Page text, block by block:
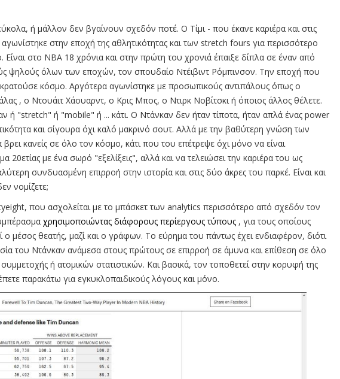
ή μάλλον δεν βγαίνουν σχεδόν ποτέ. Ο Τίμι - που έκανε καριέρα και στις
στην εποχή της αθλητικότητας και των stretch fours για περισσότερο
στο ΝΒΑ 18 χρόνια και στην πρώτη του χρονιά έπαιξε δίπλα σε έναν από
ψηλούς όλων των εποχών, τον σπουδαίο Ντέιβιντ Ρόμπινσον. Την εποχή που
κόσμο. Αργότερα αγωνίστηκε με προσωπικούς αντιπάλους όπως ο
, o Nτουάιτ Χάουαρντ, ο Κρις Μπος, ο Ντιρκ Νοβίτσκι ή όποιος άλλος θέλετε.
ή "stretch" ή "mοbile" ή ... κάτι. Ο Ντάνκαν δεν ήταν τίποτα, ήταν απλά ένας power
και σίγουρα όχι καλό μακρινό σουτ. Αλλά με την βαθύτερη γνώση των
κανείς σε όλο τον κόσμο, κάτι που του επέτρεψε όχι μόνο να είναι
20ετίας με ένα σωρό "εξελίξεις", αλλά και να τελειώσει την καριέρα του ως
συνδυασμένη επιρροή στην ιστορία και στις δύο άκρες του παρκέ. Είναι και
νομίζετε;
που ασχολείται με το μπάσκετ των analytics περισσότερο από σχεδόν τον
χρησιμοποιώντας διάφορους περίεργους τύπους , για τους οποίους
ο μέσος θεατής, μαζί και ο γράφων. Το εύρημα του πάντως έχει ενδιαφέρον, διότι
του Ντάνκαν ανάμεσα στους πρώτους σε επιρροή σε άμυνα και επίθεση σε όλο
ή ατομικών στατιστικών. Και βασικά, τον τοποθετεί στην κορυφή της
παρακάτω για εγκυκλοπαιδικούς λόγους και μόνο.